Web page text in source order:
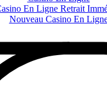
En Ligne Retrait
Nouveau Casino En